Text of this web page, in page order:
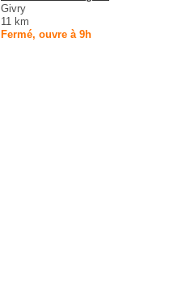
Givry
11 km
Fermé, ouvre à 9h